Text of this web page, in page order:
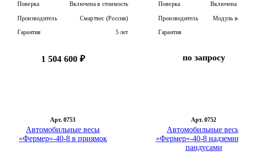
Поверка Включена в стоимость
Производитель Смартвес (Россия)
Гарантия 5 лет
1 504 600 ₽
Поверка Включена в
Производитель Модуль веса
Гарантия
по запросу
Арт. 0753
Автомобильные весы
«Фермер»-40-8 в приямок
Арт. 0752
Автомобильные весы
«Фермер»-40-8 надземный с
пандусами